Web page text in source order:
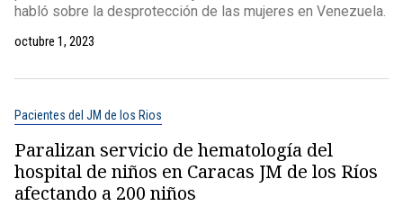
habló sobre la desprotección de las mujeres en Venezuela.
octubre 1, 2023
Pacientes del JM de los Rios
Paralizan servicio de hematología del
hospital de niños en Caracas JM de los Ríos
afectando a 200 niños